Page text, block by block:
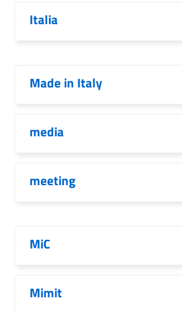
Italia
Made in Italy
media
meeting
MiC
Mimit